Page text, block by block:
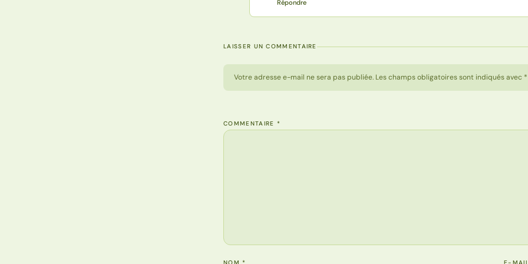
Répondre
LAISSER UN COMMENTAIRE
Votre adresse e-mail ne sera pas publiée. Les champs obligatoires sont indiqués avec *
COMMENTAIRE *